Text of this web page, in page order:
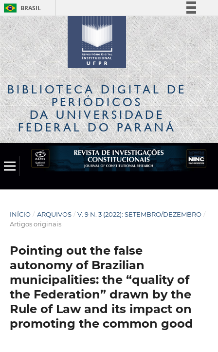
BRASIL
Simplifique!
Comunica BR
Participe
Acesso à informação
Legislação
Canais
BIBLIOTECA DIGITALDE
PERIÓDICOS
DA UNIVERSIDADE
FEDERAL DO PARANÁ
INÍCIO / ARQUIVOS / V. 9 N. 3 (2022): SETEMBRO/DEZEMBRO /
Artigos originais
Pointing out the false
autonomy of Brazilian
municipalities: the “quality of
the Federation” drawn by the
Rule of Law and its impact on
promoting the common good